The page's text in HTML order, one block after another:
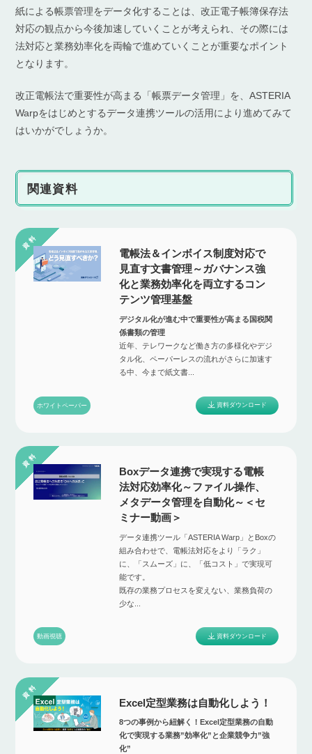
紙による帳票管理をデータ化することは、改正電子帳簿保存法
対応の観点から今後加速していくことが考えられ、その際には
法対応と業務効率化を両輪で進めていくことが重要なポイント
となります。
改正電帳法で重要性が高まる「帳票データ管理」を、ASTERIA
Warpをはじめとするデータ連携ツールの活用により進めてみて
はいかがでしょうか。
関連資料
電帳法＆インボイス制度対応で
見直す文書管理～ガバナンス強
化と業務効率化を両立するコン
テンツ管理基盤
デジタル化が進む中で重要性が高まる国税関
係書類の管理
近年、テレワークなど働き方の多様化やデジ
タル化、ペーパーレスの流れがさらに加速す
る中、今まで紙文書...
ホワイトペーパー 資料ダウンロード
Boxデータ連携で実現する電帳
法対応効率化～ファイル操作、
メタデータ管理を自動化～＜セ
ミナー動画＞
データ連携ツール「ASTERIA Warp」とBoxの
組み合わせで、電帳法対応をより「ラク」
に、「スムーズ」に、「低コスト」で実現可
能です。
既存の業務プロセスを変えない、業務負荷の
少な...
動画視聴 資料ダウンロード
Excel定型業務は自動化しよう！
8つの事例から紐解く！Excel定型業務の自動
化で実現する業務”効率化”と企業競争力”強
化”